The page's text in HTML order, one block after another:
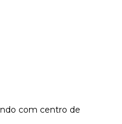
com centro de